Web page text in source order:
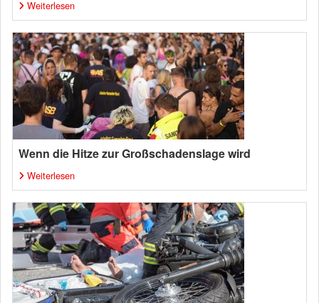
Weiterlesen
Wenn die Hitze zur Großschadenslage wird
Weiterlesen